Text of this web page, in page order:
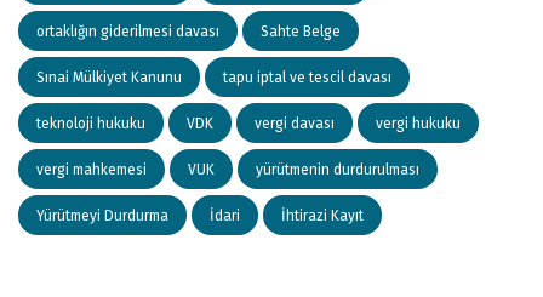
ortaklığın giderilmesi davası Sahte Belge
Sınai Mülkiyet Kanunu tapu iptal ve tescil davası
teknoloji hukuku VDK vergi davası vergi hukuku
vergi mahkemesi VUK yürütmenin durdurulması
Yürütmeyi Durdurma İdari İhtirazi Kayıt